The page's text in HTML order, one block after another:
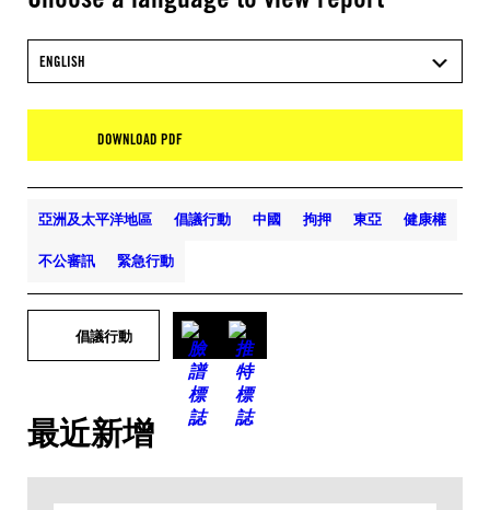
ENGLISH
DOWNLOAD PDF
亞洲及太平洋地區 倡議行動 中國 拘押 東亞 健康權
不公審訊 緊急行動
倡議行動
最近新增